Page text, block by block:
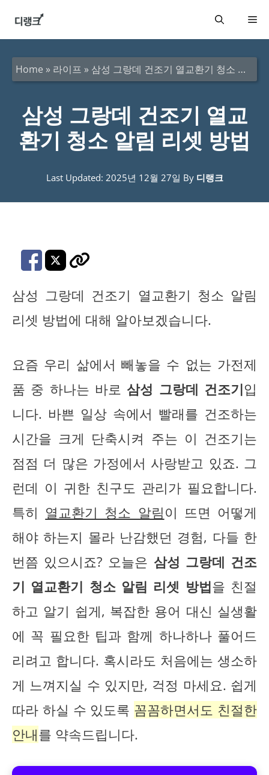
메
Home » 라이프 » 삼성 그랑데 건조기 열교환기 청소 알림 리셋 방법
삼성 그랑데 건조기 열교
환기 청소 알림 리셋 방법
Last Updated: 2025년 12월 27일 By 디랭크
삼성 그랑데 건조기 열교환기 청소 알림
리셋 방법에 대해 알아보겠습니다.
요즘 우리 삶에서 빼놓을 수 없는 가전제
품 중 하나는 바로 삼성 그랑데 건조기입
니다. 바쁜 일상 속에서 빨래를 건조하는
시간을 크게 단축시켜 주는 이 건조기는
점점 더 많은 가정에서 사랑받고 있죠. 그
런데 이 귀한 친구도 관리가 필요합니다.
특히 열교환기 청소 알림이 뜨면 어떻게
해야 하는지 몰라 난감했던 경험, 다들 한
번쯤 있으시죠? 오늘은 삼성 그랑데 건조
기 열교환기 청소 알림 리셋 방법을 친절
하고 알기 쉽게, 복잡한 용어 대신 실생활
에 꼭 필요한 팁과 함께 하나하나 풀어드
리려고 합니다. 혹시라도 처음에는 생소하
게 느껴지실 수 있지만, 걱정 마세요. 쉽게
따라 하실 수 있도록 꼼꼼하면서도 친절한
안내를 약속드립니다.